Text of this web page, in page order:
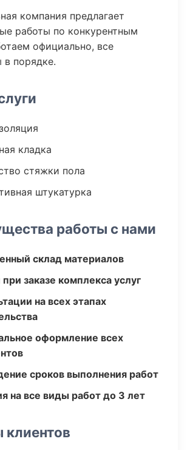
компания предлагает
работы по конкурентным
официально, все
в порядке.
кладка
стяжки пола
штукатурка
работы с нами
склад материалов
заказе комплекса услуг
на всех этапах
оформление всех
сроков выполнения работ
на все виды работ до 3 лет